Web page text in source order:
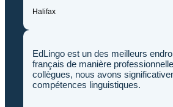
Halifax
EdLingo est un des meilleurs
français de manière
collègues, nous avons
compétences linguistiques.